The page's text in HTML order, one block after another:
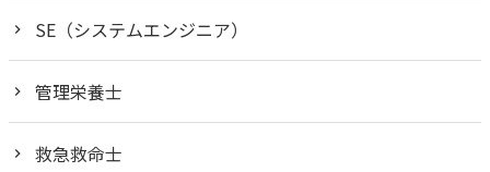
SE（システムエンジニア）
管理栄養士
救急救命士